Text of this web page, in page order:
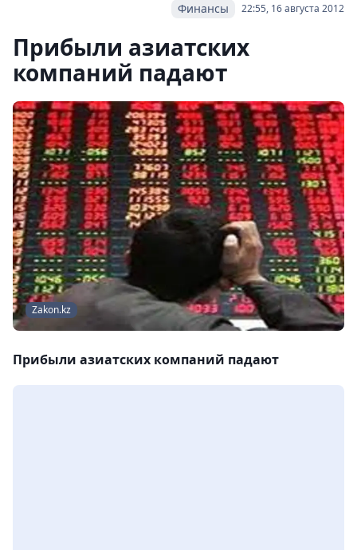
22:55, 16 августа 2012
Финансы
Прибыли азиатских
компаний падают
Zakon.kz
Прибыли азиатских компаний падают